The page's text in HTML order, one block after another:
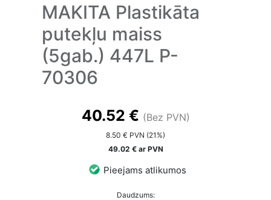
MAKITA Plastikāta
putekļu maiss
(5gab.) 447L P-
70306
40.52 € (Bez PVN)
8.50 € PVN (21%)
49.02 € ar PVN
Pieejams atlikumos
Daudzums: